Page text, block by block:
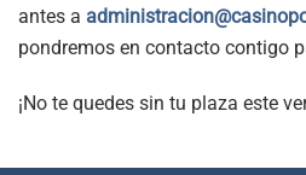
antes a
pondremos en contacto contigo
¡No te quedes sin tu plaza este